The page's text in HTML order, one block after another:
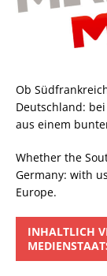
Ob
Deutschland:
aus einem
Whether the
Germany: with
Europe.
INHALTLICH